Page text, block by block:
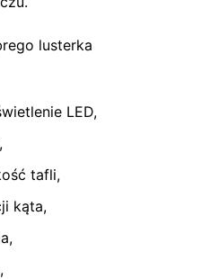
lusterka
LED,
tafli,
kąta,